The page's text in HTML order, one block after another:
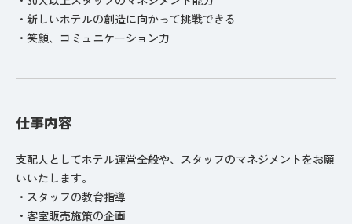
・新しいホテルの創造に向かって挑戦できる
・笑顔、コミュニケーション力
仕事内容
支配人としてホテル運営全般や、スタッフのマネジメントをお願
いいたします。
・スタッフの教育指導
・客室販売施策の企画